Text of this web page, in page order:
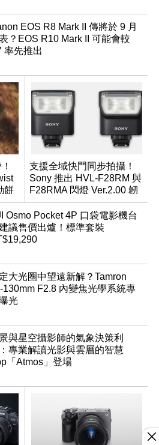
EOS R8 Mark II 傳將於 9 月
？EOS R10 Mark II 可能會較
率先推出
餅
支援全域快門同步拍攝！
Sony 推出 HVL-F28RM 與
F28RMA 閃燈 Ver.2.00 韌
體
Osmo Pocket 4P 口袋電影機台
議售價出爐！標準套裝
大光圈中望遠新解？Tamron
130mm F2.8 內變焦光學系統專
光
與星空攝影師的氣象決策利
專業解讀光影與雲層的智慧
「Atmos」登場